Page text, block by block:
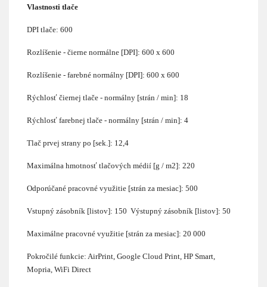
Vlastnosti tlače
DPI tlače: 600
Rozlíšenie - čierne normálne [DPI]: 600 x 600
Rozlíšenie - farebné normálny [DPI]: 600 x 600
Rýchlosť čiernej tlače - normálny [strán / min]: 18
Rýchlosť farebnej tlače - normálny [strán / min]: 4
Tlač prvej strany po [sek.]: 12,4
Maximálna hmotnosť tlačových médií [g / m2]: 220
Odporúčané pracovné využitie [strán za mesiac]: 500
Vstupný zásobník [listov]: 150 Výstupný zásobník [listov]: 50
Maximálne pracovné využitie [strán za mesiac]: 20 000
Pokročilé funkcie: AirPrint, Google Cloud Print, HP Smart,
Mopria, WiFi Direct